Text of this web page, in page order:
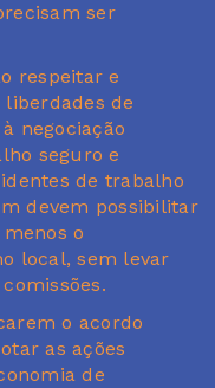
ser
respeitar e
liberdades de
negociação
seguro e
de trabalho
devem possibilitar
o
local, sem levar
o acordo
as ações
de